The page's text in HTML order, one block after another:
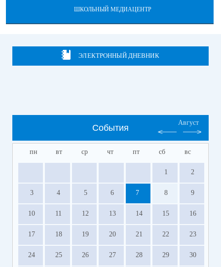
ШКОЛЬНЫЙ МЕДИАЦЕНТР
ЭЛЕКТРОННЫЙ ДНЕВНИК
События
Август
пн вт ср чт пт сб вс
1 2
3 4 5 6 7 8 9
10 11 12 13 14 15 16
17 18 19 20 21 22 23
24 25 26 27 28 29 30